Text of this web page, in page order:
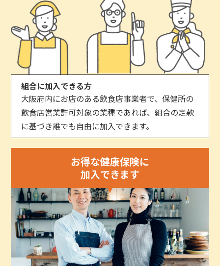
組合に加入できる方
大阪府内にお店のある飲食店事業者で、保健所の
飲食店営業許可対象の業種であれば、組合の定款
に基づき誰でも自由に加入できます。
お得な健康保険に
加入できます